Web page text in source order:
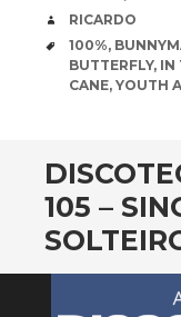
AUTHOR
RICARDO
TAGS
100%,
BUTTERFLY, IN
CANE, YOUTH
105 –